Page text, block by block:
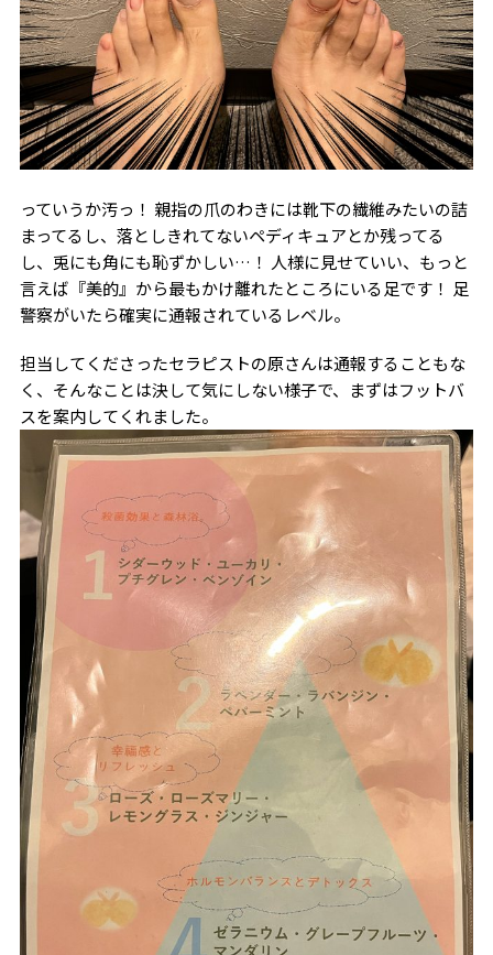
っていうか汚っ！ 親指の爪のわきには靴下の繊維みたいの詰
まってるし、落としきれてないペディキュアとか残ってる
し、兎にも角にも恥ずかしい…！ 人様に見せていい、もっと
言えば『美的』から最もかけ離れたところにいる足です！ 足
警察がいたら確実に通報されているレベル。
担当してくださったセラピストの原さんは通報することもな
く、そんなことは決して気にしない様子で、まずはフットバ
スを案内してくれました。